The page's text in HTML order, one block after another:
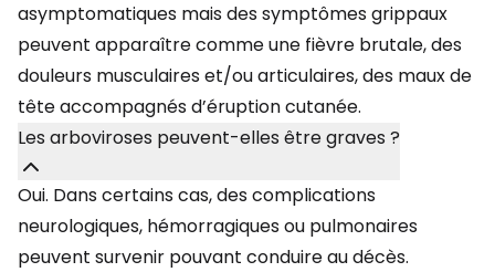
asymptomatiques mais des symptômes grippaux
peuvent apparaître comme une fièvre brutale, des
douleurs musculaires et/ou articulaires, des maux de
tête accompagnés d’éruption cutanée.
Les arboviroses peuvent-elles être graves ?
Oui. Dans certains cas, des complications
neurologiques, hémorragiques ou pulmonaires
peuvent survenir pouvant conduire au décès.